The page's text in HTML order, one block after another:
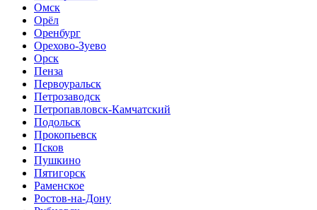
Омск
Орёл
Оренбург
Орехово-Зуево
Орск
Пенза
Первоуральск
Петрозаводск
Петропавловск-Камчатский
Подольск
Прокопьевск
Псков
Пушкино
Пятигорск
Раменское
Ростов-на-Дону